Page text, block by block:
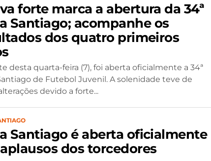
forte marca a abertura da 34ª
Santiago; acompanhe os
dos quatro primeiros
desta quarta-feira (7), foi aberta oficialmente a 34ª
de Futebol Juvenil. A solenidade teve de
devido a forte...
Santiago é aberta oficialmente
dos torcedores